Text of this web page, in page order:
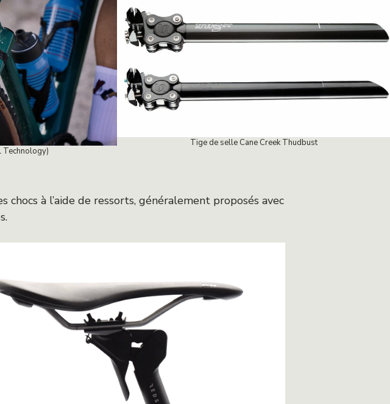
Technology)
Tige de selle Cane Creek Thudbust
à l’aide de ressorts, généralement proposés avec